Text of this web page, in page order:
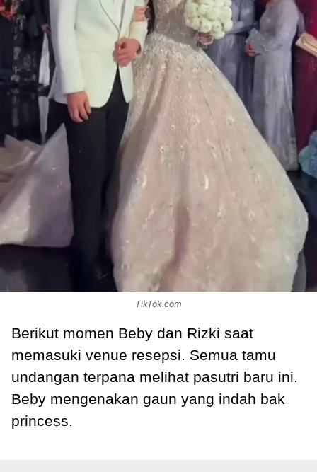
TikTok.com
Berikut momen Beby dan Rizki saat
memasuki venue resepsi. Semua tamu
undangan terpana melihat pasutri baru ini.
Beby mengenakan gaun yang indah bak
princess.